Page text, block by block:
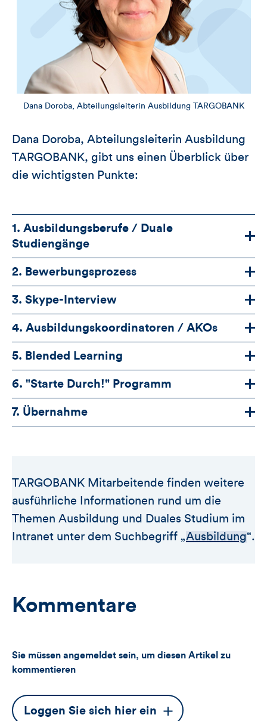
Dana Doroba, Abteilungsleiterin Ausbildung TARGOBANK
Dana Doroba, Abteilungsleiterin Ausbildung
TARGOBANK, gibt uns einen Überblick über
die wichtigsten Punkte:
1. Ausbildungsberufe / Duale
Studiengänge
2. Bewerbungsprozess
3. Skype-Interview
4. Ausbildungskoordinatoren / AKOs
5. Blended Learning
6. "Starte Durch!" Programm
7. Übernahme
TARGOBANK Mitarbeitende finden weitere
ausführliche Informationen rund um die
Themen Ausbildung und Duales Studium im
Intranet unter dem Suchbegriff „Ausbildung“.
Kommentare
Sie müssen angemeldet sein, um diesen Artikel zu
kommentieren
Dieser
Loggen Sie sich hier ein